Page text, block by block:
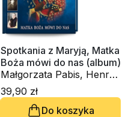
Spotkania z Maryją, Matka
Boża mówi do nas (album)
Małgorzata Pabis, Henryk
Bejda
39,90 zł
Do koszyka